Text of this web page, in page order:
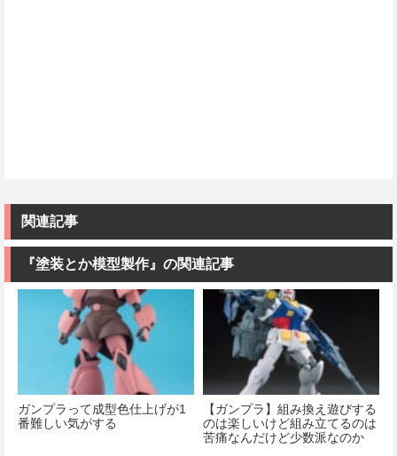
関連記事
『塗装とか模型製作』の関連記事
ガンプラって成型色仕上げが1
番難しい気がする
【ガンプラ】組み換え遊びする
のは楽しいけど組み立てるのは
苦痛なんだけど少数派なのか